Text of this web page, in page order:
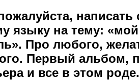
написать
языку на тему:
Про любого,
Первый альбом,
и все в этом роде.